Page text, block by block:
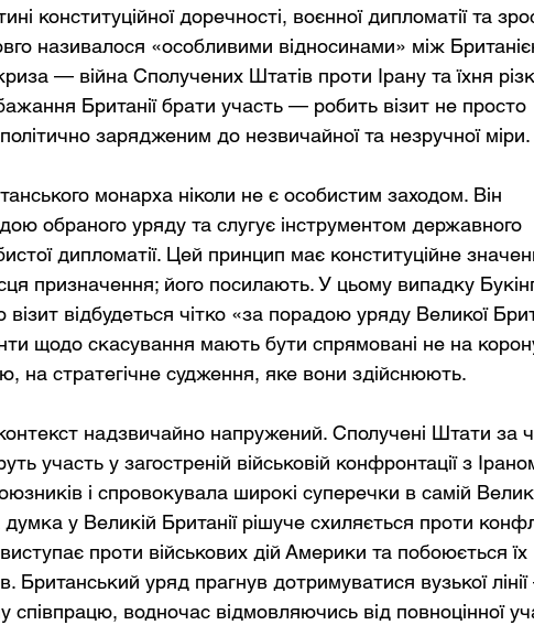
конституційної доречності, воєнної дипломатії та
називалося «особливими відносинами» між
— війна Сполучених Штатів проти Ірану та їхня
Британії брати участь — робить візит не просто
зарядженим до незвичайної та незручної міри.
монарха ніколи не є особистим заходом. Він
обраного уряду та слугує інструментом державного
дипломатії. Цей принцип має конституційне
призначення; його посилають. У цьому випадку
відбудеться чітко «за порадою уряду Великої
щодо скасування мають бути спрямовані не на
на стратегічне судження, яке вони здійснюють.
надзвичайно напружений. Сполучені Штати за
участь у загостреній військовій конфронтації з
і спровокувала широкі суперечки в самій
у Великій Британії рішуче схиляється проти
проти військових дій Америки та побоюється їх
Британський уряд прагнув дотримуватися вузької
водночас відмовляючись від повноцінної